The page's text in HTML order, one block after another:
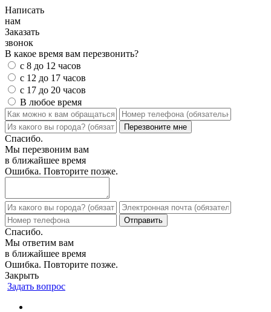
Написать
нам
Заказать
звонок
В какое время вам перезвонить?
с 8 до 12 часов
с 12 до 17 часов
с 17 до 20 часов
В любое время
Спасибо.
Мы перезвоним вам
в ближайшее время
Ошибка. Повторите позже.
Спасибо.
Мы ответим вам
в ближайшее время
Ошибка. Повторите позже.
Закрыть
Задать вопрос